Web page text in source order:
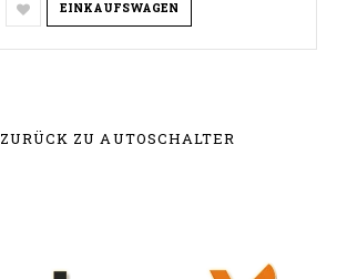
EINKAUFSWAGEN
ZURÜCK ZU AUTOSCHALTER